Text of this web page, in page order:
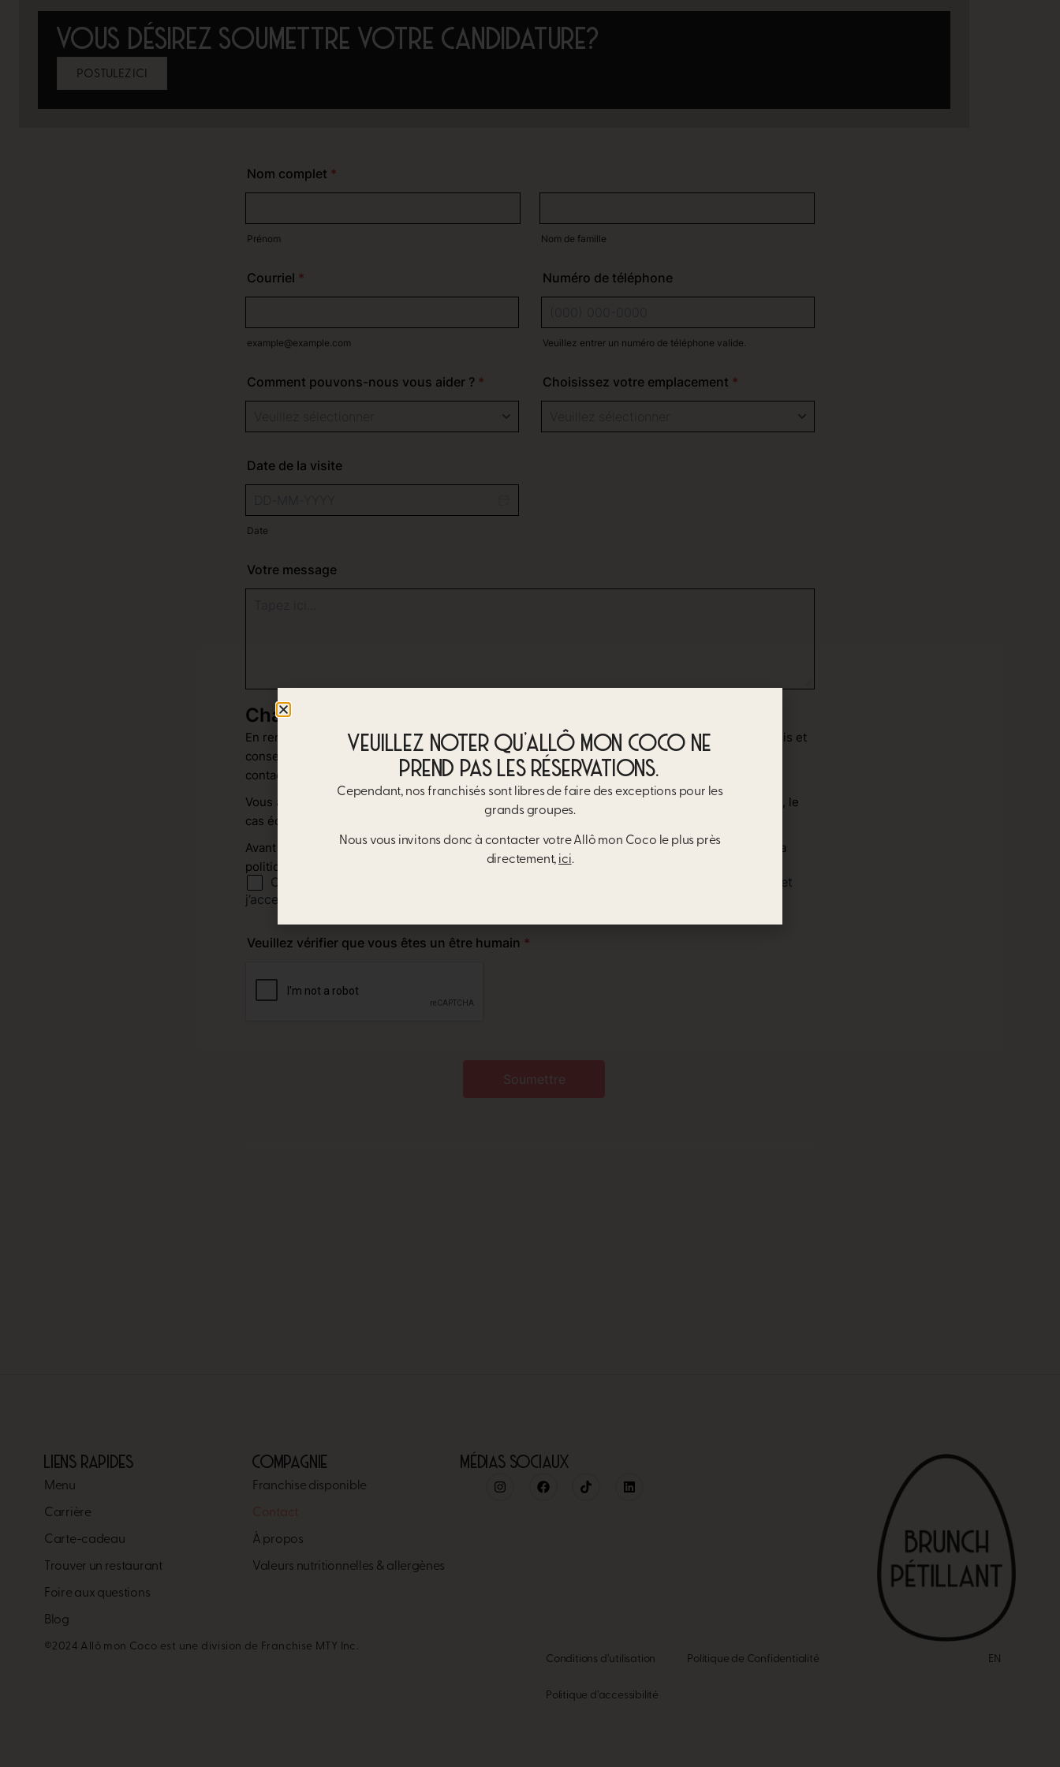
VOUS DÉSIREZ SOUMETTRE VOTRE CANDIDATURE? ​
POSTULEZ ICI​
LIENS RAPIDES
Menu
Carrière​
Carte-cadeau
Trouver un restaurant​
Foire aux questions
Blog
COMPAGNIE
Franchise disponible
Contact
À propos
Valeurs nutritionnelles & allergènes
MÉDIAS SOCIAUX
©2024 Allô mon Coco est une division de Franchise MTY Inc.
EN
Conditions d’utilisation Politique de Confidentialité
Politique d’accessibilité
VEUILLEZ NOTER QU’ALLÔ MON COCO NE
PREND PAS LES RÉSERVATIONS.
Cependant, nos franchisés sont libres de faire des exceptions pour les
grands groupes.
Nous vous invitons donc à contacter votre Allô mon Coco le plus près
directement, ici.